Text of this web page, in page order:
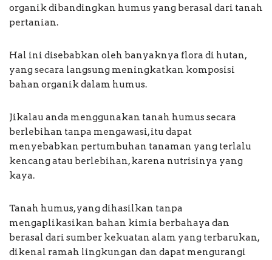
organik dibandingkan humus yang berasal dari tanah
pertanian.
Hal ini disebabkan oleh banyaknya flora di hutan,
yang secara langsung meningkatkan komposisi
bahan organik dalam humus.
Jikalau anda menggunakan tanah humus secara
berlebihan tanpa mengawasi, itu dapat
menyebabkan pertumbuhan tanaman yang terlalu
kencang atau berlebihan, karena nutrisinya yang
kaya.
Tanah humus, yang dihasilkan tanpa
mengaplikasikan bahan kimia berbahaya dan
berasal dari sumber kekuatan alam yang terbarukan,
dikenal ramah lingkungan dan dapat mengurangi